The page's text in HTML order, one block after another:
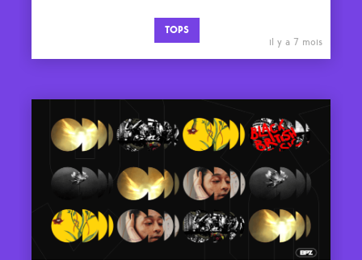
TOPS
il y a 7 mois